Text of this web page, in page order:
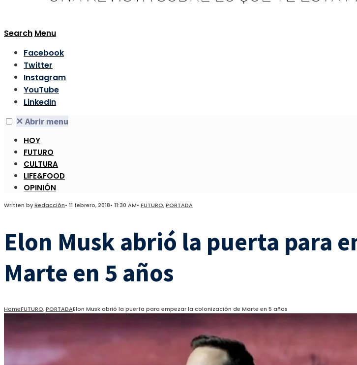
Search Menu
Facebook
Twitter
Instagram
YouTube
LinkedIn
✕ Abrir menu
HOY
FUTURO
CULTURA
LIFE&FOOD
OPINIÓN
Written byRedacción• 11 febrero, 2018• 11:30 AM• FUTURO,PORTADA
Elon Musk abrió la puerta para
Marte en 5 años
HomeFUTURO,PORTADAElon Musk abrió la puerta para empezar la colonización de Marte en 5 años